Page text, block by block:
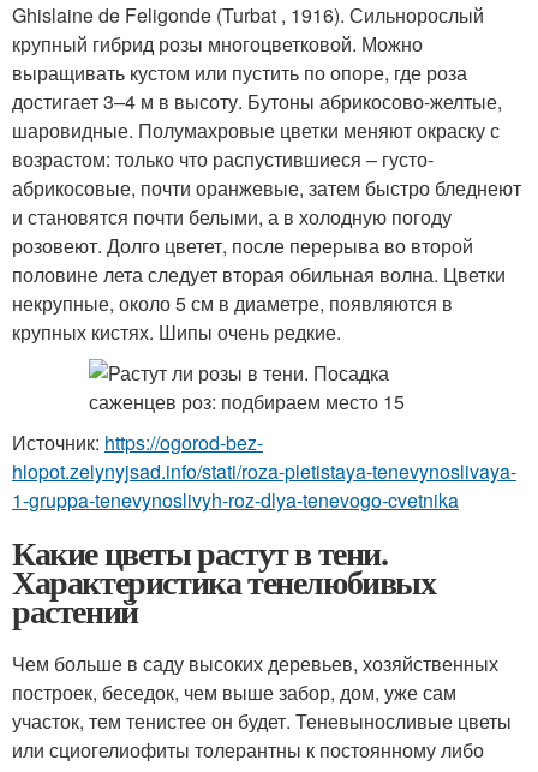
Ghislaine de Feligonde (Turbat , 1916). Сильнорослый
крупный гибрид розы многоцветковой. Можно
выращивать кустом или пустить по опоре, где роза
достигает 3–4 м в высоту. Бутоны абрикосово-желтые,
шаровидные. Полумахровые цветки меняют окраску с
возрастом: только что распустившиеся – густо-
абрикосовые, почти оранжевые, затем быстро бледнеют
и становятся почти белыми, а в холодную погоду
розовеют. Долго цветет, после перерыва во второй
половине лета следует вторая обильная волна. Цветки
некрупные, около 5 см в диаметре, появляются в
крупных кистях. Шипы очень редкие.
Источник: https://ogorod-bez-
hlopot.zelynyjsad.info/stati/roza-pletistaya-tenevynoslivaya-
1-gruppa-tenevynoslivyh-roz-dlya-tenevogo-cvetnika
Какие цветы растут в тени.
Характеристика тенелюбивых
растений
Чем больше в саду высоких деревьев, хозяйственных
построек, беседок, чем выше забор, дом, уже сам
участок, тем тенистее он будет. Теневыносливые цветы
или сциогелиофиты толерантны к постоянному либо